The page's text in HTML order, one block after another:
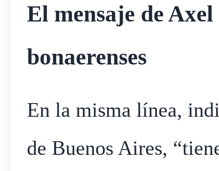
El mensaje de
bonaerenses
En la misma línea,
de Buenos Aires,